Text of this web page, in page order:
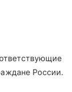
России.